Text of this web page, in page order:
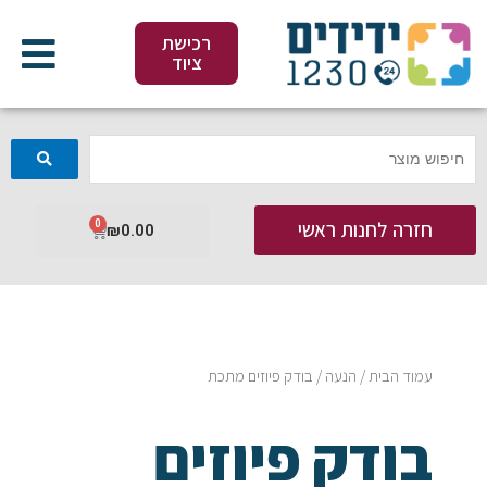
לתוכן
רכישת
ציוד
חזרה לחנות ראשי ₪0.00
0 עגלת
עמוד הבית / הנעה / בודק פיוזים מתכת
בודק פיוזים